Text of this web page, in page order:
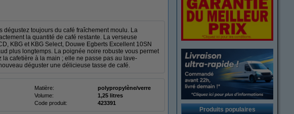
dégustez toujours du café fraîchement moulu. La
la quantité de café restante. La verseuse
KBG et KBG Select, Douwe Egberts Excellent 10SN
plus longtemps. La poignée noire robuste vous permet
cafetière à la main ; elle ne passe pas au lave-
déguster une délicieuse tasse de café.
Matière:
polypropylène/verre
Volume:
1,25 litres
Code produit: 423391
Produits populaires